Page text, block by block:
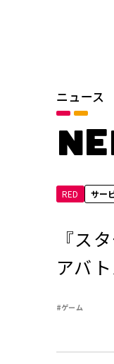
ニュース
RED サー
『ス
アバ
#ゲーム
カテゴリ
サービスニュース